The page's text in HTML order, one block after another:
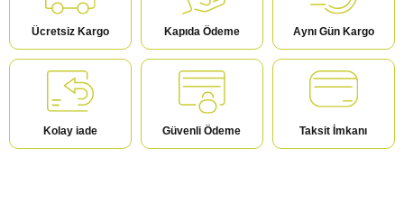
Ücretsiz Kargo Kapıda Ödeme Aynı Gün Kargo
Kolay iade Güvenli Ödeme Taksit İmkanı